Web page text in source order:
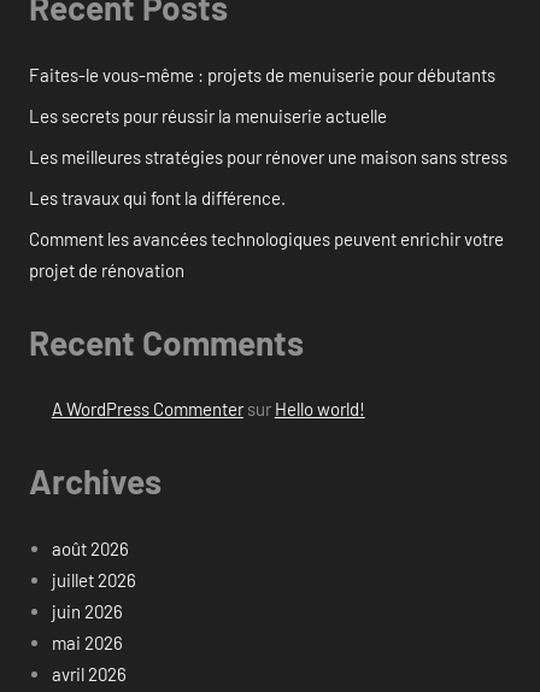
Faites-le vous-même : projets de menuiserie pour débutants
Les secrets pour réussir la menuiserie actuelle
Les meilleures stratégies pour rénover une maison sans stress
Les travaux qui font la différence.
Comment les avancées technologiques peuvent enrichir votre
projet de rénovation
Recent Comments
A WordPress Commentersur Hello world!
Archives
août 2026
juillet 2026
juin 2026
mai 2026
avril 2026